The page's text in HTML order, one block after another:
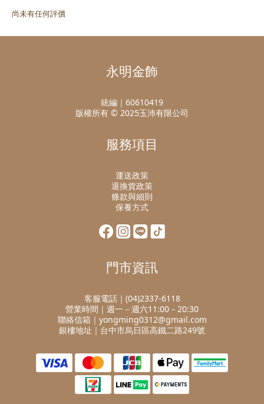
尚未有任何評價
永明金飾
統編｜60610419
版權所有 © 2025玉沛有限公司
服務項目
運送政策
退換貨政策
條款與細則
保養方式
門市資訊
客服電話｜(04)2337-6118
營業時間｜週一－週六11:00－20:30
聯絡信箱｜yongming0312@gmail.com
銀樓地址｜台中市烏日區高鐵二路249號